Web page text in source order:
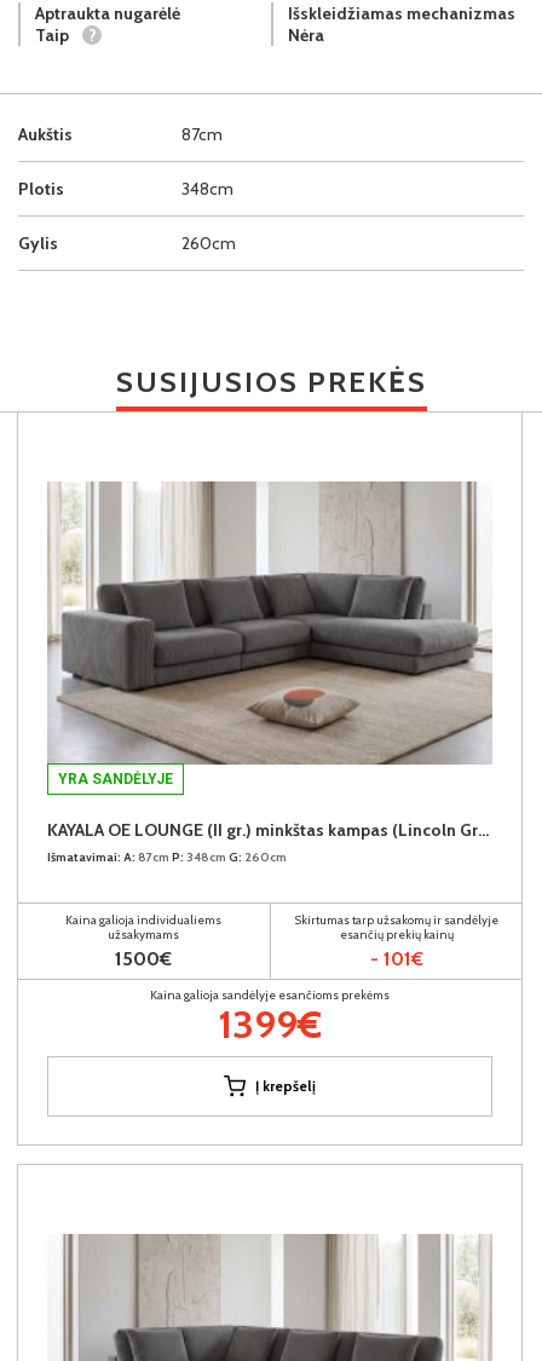
Aukštis 87cm
Plotis 348cm
Gylis 260cm
Aptraukta nugarėlė
Taip
?
Išskleidžiamas mechanizmas
Nėra
SUSIJUSIOS PREKĖS
YRA SANDĖLYJE
KAYALA OE LOUNGE (II gr.) minkštas kampas (Lincoln Grey-90) D
Išmatavimai: A: 87cm P: 348cm G: 260cm
Kaina galioja individualiems
užsakymams
1500€
Skirtumas tarp užsakomų ir sandėlyje
esančių prekių kainų
- 101€
Kaina galioja sandėlyje esančioms prekėms
1399€
Į krepšelį